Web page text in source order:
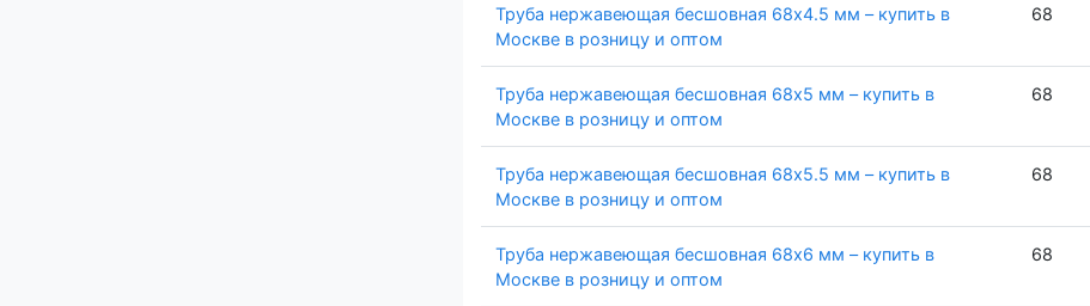
Труба нержавеющая бесшовная 68х4.5 мм – купить в
Москве в розницу и оптом
68
Труба нержавеющая бесшовная 68х5 мм – купить в
Москве в розницу и оптом
68
Труба нержавеющая бесшовная 68х5.5 мм – купить в
Москве в розницу и оптом
68
Труба нержавеющая бесшовная 68х6 мм – купить в
Москве в розницу и оптом
68